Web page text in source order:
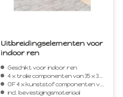
Uitbreidingselementen voor
indoor ren
Geschikt voor indoor ren
4 x tralie componenten van 35 x 35 cm
OF 4 x kunststof componenten van 35 x 35 cm
incl. bevestigingsmateriaal